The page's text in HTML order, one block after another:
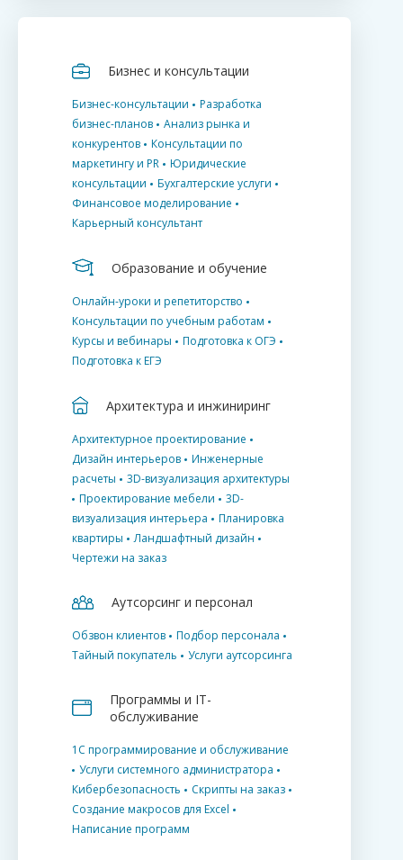
Бизнес и консультации
Бизнес-консультации
Разработка
бизнес-планов
Анализ рынка и
конкурентов
Консультации по
маркетингу и PR
Юридические
консультации
Бухгалтерские услуги
Финансовое моделирование
Карьерный консультант
Образование и обучение
Онлайн-уроки и репетиторство
Консультации по учебным работам
Курсы и вебинары
Подготовка к ОГЭ
Подготовка к ЕГЭ
Архитектура и инжиниринг
Архитектурное проектирование
Дизайн интерьеров
Инженерные
расчеты
3D-визуализация архитектуры
Проектирование мебели
3D-
визуализация интерьера
Планировка
квартиры
Ландшафтный дизайн
Чертежи на заказ
Аутсорсинг и персонал
Обзвон клиентов
Подбор персонала
Тайный покупатель
Услуги аутсорсинга
Программы и IT-
обслуживание
1С программирование и обслуживание
Услуги системного администратора
Кибербезопасность
Скрипты на заказ
Создание макросов для Excel
Написание программ